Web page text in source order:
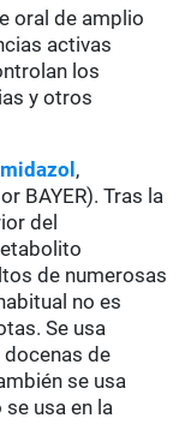
oral de amplio
activas
los
y otros
,
BAYER). Tras la
del
de numerosas
no es
Se usa
de
se usa
usa en la